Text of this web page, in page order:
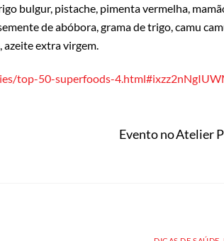
bulgur, pistache, pimenta vermelha,
de abóbora, grama de trigo, camu
azeite extra virgem.
top-50-superfoods-
Evento no Atelier